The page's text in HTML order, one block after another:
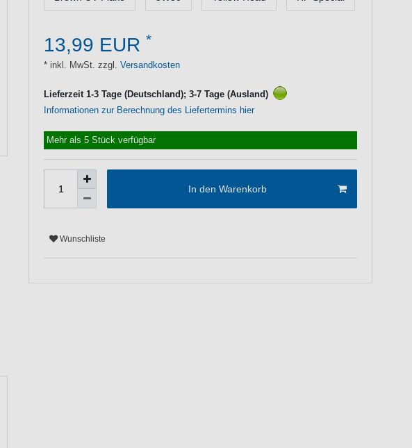
13,99 EUR *
* inkl. MwSt. zzgl. Versandkosten
Lieferzeit 1-3 Tage (Deutschland); 3-7 Tage (Ausland)
Informationen zur Berechnung des Liefertermins hier
Mehr als 5 Stück verfügbar
In den Warenkorb
Wunschliste